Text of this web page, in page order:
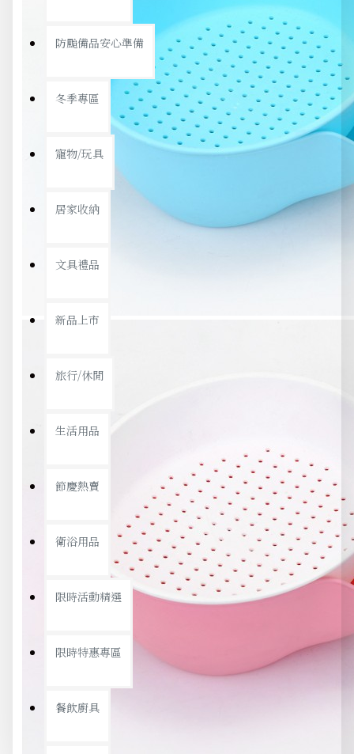
防颱備品安心準備
冬季專區
寵物/玩具
居家收納
文具禮品
新品上市
旅行/休閒
生活用品
節慶熱賣
衛浴用品
限時活動精選
限時特惠專區
餐飲廚具